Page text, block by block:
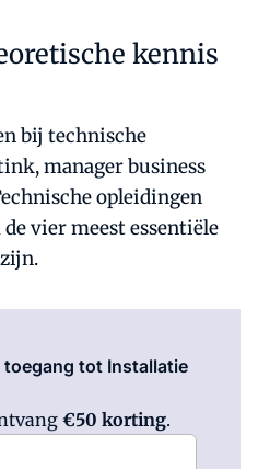
kennis
bij technische
manager business
opleidingen
vier meest essentiële
tot Installatie
€50 korting.